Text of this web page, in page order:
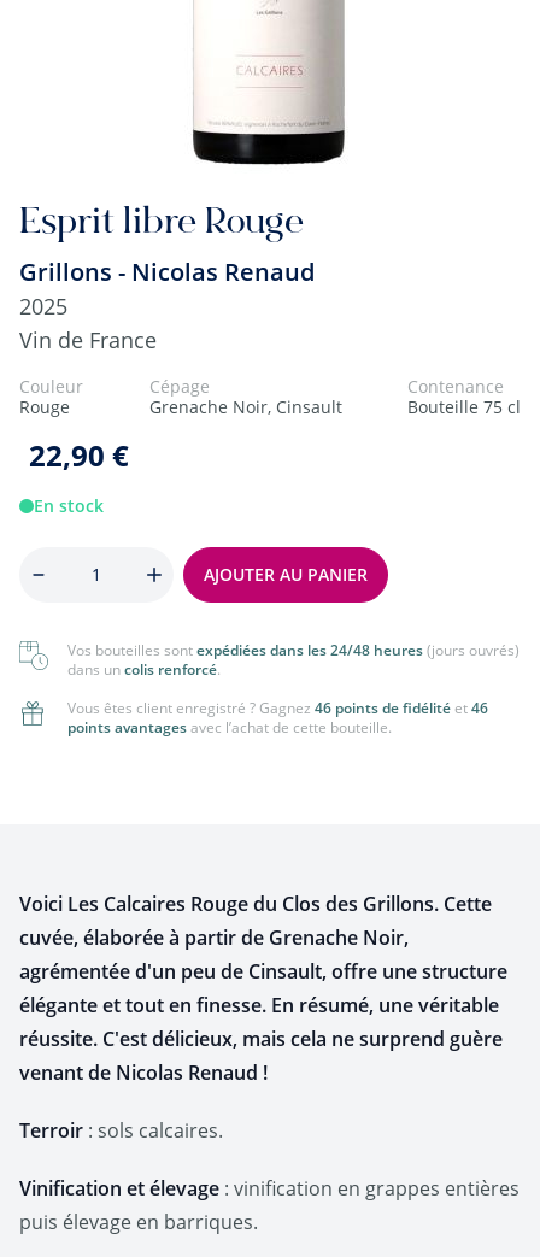
Esprit libre Rouge
Grillons - Nicolas Renaud
2025
Vin de France
Couleur
Rouge
Cépage
Grenache Noir, Cinsault
Contenance
Bouteille 75 cl
22,90 €
En stock
AJOUTER AU PANIER
Vos bouteilles sontexpédiées dans les 24/48 heures(jours ouvrés)
dans uncolis renforcé.
Vous êtes client enregistré ? Gagnez 46 points de fidélité et46
points avantagesavec l’achat de cette bouteille.
Voici Les Calcaires Rouge du Clos des Grillons. Cette
cuvée, élaborée à partir de Grenache Noir,
agrémentée d'un peu de Cinsault, offre une structure
élégante et tout en finesse. En résumé, une véritable
réussite. C'est délicieux, mais cela ne surprend guère
venant de Nicolas Renaud !
Terroir : sols calcaires.
Vinification et élevage : vinification en grappes entières
puis élevage en barriques.